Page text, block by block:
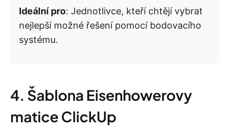
Ideální pro: Jednotlivce, kteří chtějí vybrat
nejlepší možné řešení pomocí bodovacího
systému.
4. Šablona Eisenhowerovy
matice ClickUp